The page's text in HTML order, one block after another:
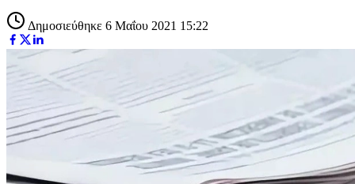
Δημοσιεύθηκε 6 Μαΐου 2021 15:22